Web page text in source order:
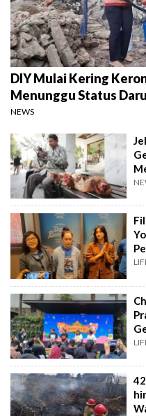
DIY Mulai Kering
Menunggu Status
NEWS